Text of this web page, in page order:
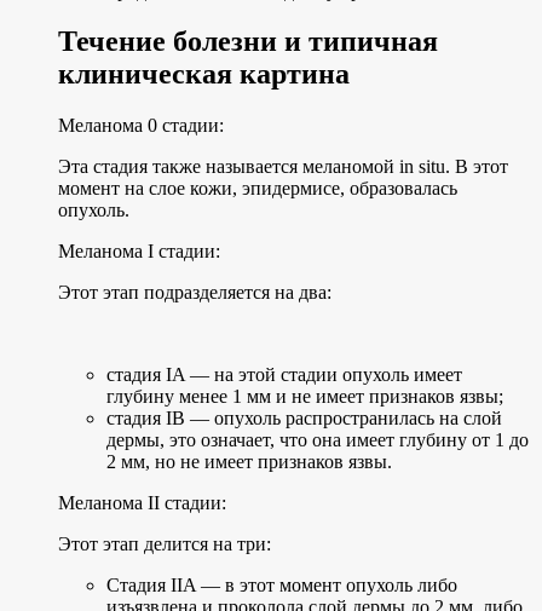
Течение болезни и типичная
клиническая картина
Меланома 0 стадии:
Эта стадия также называется меланомой in situ. В этот
момент на слое кожи, эпидермисе, образовалась
опухоль.
Меланома I стадии:
Этот этап подразделяется на два:
стадия IA — на этой стадии опухоль имеет
глубину менее 1 мм и не имеет признаков язвы;
стадия IB — опухоль распространилась на слой
дермы, это означает, что она имеет глубину от 1 до
2 мм, но не имеет признаков язвы.
Меланома II стадии:
Этот этап делится на три:
Стадия IIA — в этот момент опухоль либо